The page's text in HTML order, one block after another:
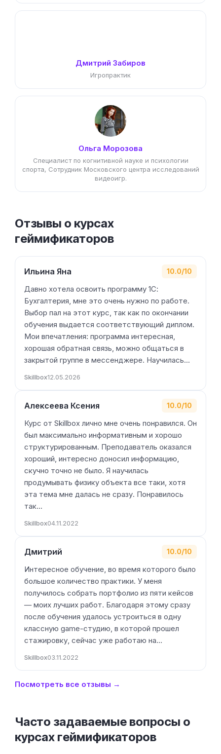
Дмитрий Забиров
Игропрактик
Ольга Морозова
Специалист по когнитивной науке и психологии
спорта, Сотрудник Московского центра исследований
видеоигр.
Отзывы о курсах
геймификаторов
Ильина Яна 10.0/10
Давно хотела освоить программу 1С:
Бухгалтерия, мне это очень нужно по работе.
Выбор пал на этот курс, так как по окончании
обучения выдается соответствующий диплом.
Мои впечатления: программа интересная,
хорошая обратная связь, можно общаться в
закрытой группе в мессенджере. Научилась…
Skillbox12.05.2026
Алексеева Ксения 10.0/10
Курс от Skillbox лично мне очень понравился. Он
был максимально информативным и хорошо
структурированным. Преподаватель оказался
хороший, интересно доносил информацию,
скучно точно не было. Я научилась
продумывать физику объекта все таки, хотя
эта тема мне далась не сразу. Понравилось
так…
Skillbox04.11.2022
Дмитрий 10.0/10
Интересное обучение, во время которого было
большое количество практики. У меня
получилось собрать портфолио из пяти кейсов
— моих лучших работ. Благодаря этому сразу
после обучения удалось устроиться в одну
классную game-студию, в которой прошел
стажировку, сейчас уже работаю на…
Skillbox03.11.2022
Посмотреть все отзывы →
Часто задаваемые вопросы о
курсах геймификаторов